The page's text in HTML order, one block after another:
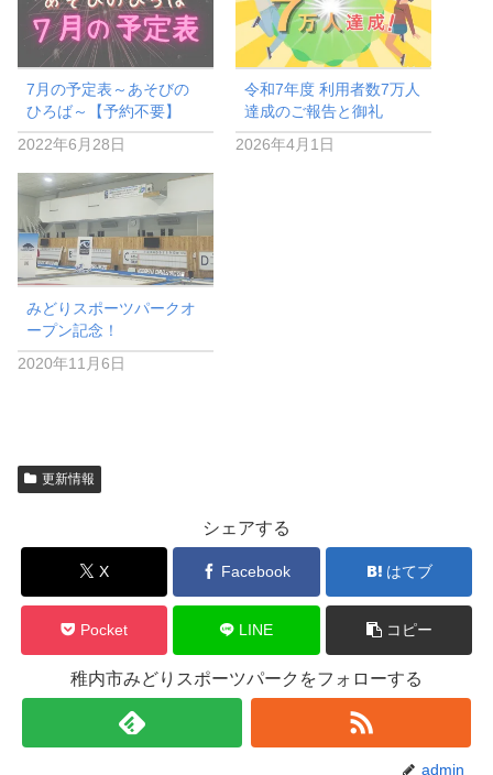
7月の予定表～あそびの
ひろば～【予約不要】
2022年6月28日
令和7年度 利用者数7万人
達成のご報告と御礼
2026年4月1日
みどりスポーツパークオ
ープン記念！
2020年11月6日
更新情報
シェアする
X Facebook はてブ
Pocket LINE コピー
稚内市みどりスポーツパークをフォローする
admin